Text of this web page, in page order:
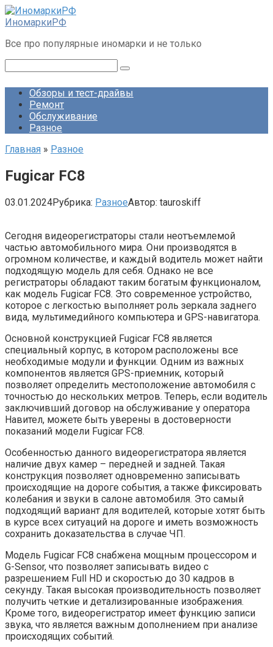
Перейти
к
ИномаркиРФ
Все про популярные иномарки и не только
Обзоры и тест-драйвы
Ремонт
Обслуживание
Разное
Главная » Разное
Fugicar FC8
03.01.2024Рубрика: РазноеАвтор: tauroskiff
Сегодня видеорегистраторы стали неотъемлемой
частью автомобильного мира. Они производятся в
огромном количестве, и каждый водитель может найти
подходящую модель для себя. Однако не все
регистраторы обладают таким богатым функционалом,
как модель Fugicar FC8. Это современное устройство,
которое с легкостью выполняет роль зеркала заднего
вида, мультимедийного компьютера и GPS-навигатора.
Основной конструкцией Fugicar FC8 является
специальный корпус, в котором расположены все
необходимые модули и функции. Одним из важных
компонентов является GPS-приемник, который
позволяет определить местоположение автомобиля с
точностью до нескольких метров. Теперь, если водитель
заключивший договор на обслуживание у оператора
Навител, можете быть уверены в достоверности
показаний модели Fugicar FC8.
Особенностью данного видеорегистратора является
наличие двух камер – передней и задней. Такая
конструкция позволяет одновременно записывать
происходящие на дороге события, а также фиксировать
колебания и звуки в салоне автомобиля. Это самый
подходящий вариант для водителей, которые хотят быть
в курсе всех ситуаций на дороге и иметь возможность
сохранить доказательства в случае ЧП.
Модель Fugicar FC8 снабжена мощным процессором и
G-Sensor, что позволяет записывать видео с
разрешением Full HD и скоростью до 30 кадров в
секунду. Такая высокая производительность позволяет
получить четкие и детализированные изображения.
Кроме того, видеорегистратор имеет функцию записи
звука, что является важным дополнением при анализе
происходящих событий.